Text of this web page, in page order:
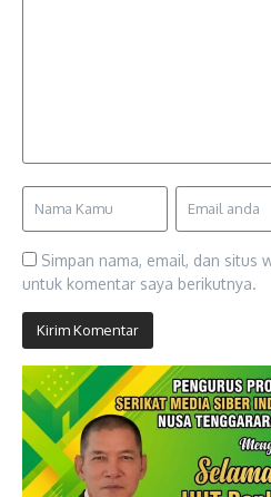
Simpan nama, email, dan situs
untuk komentar saya berikutnya.